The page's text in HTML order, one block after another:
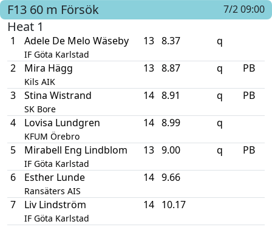
F13 60 m Försök 7/2 09:00
Heat 1
1 Adele De Melo Wäseby
IF Göta Karlstad
13 8.37 q
2 Mira Hägg
Kils AIK
13 8.87 q PB
3 Stina Wistrand
SK Bore
14 8.91 q PB
4 Lovisa Lundgren
KFUM Örebro
14 8.99 q
5 Mirabell Eng Lindblom
IF Göta Karlstad
13 9.00 q PB
6 Esther Lunde
Ransäters AIS
14 9.66
7 Liv Lindström
IF Göta Karlstad
14 10.17